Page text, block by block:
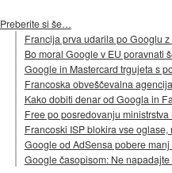
Preberite si še…
Francija prva udarila po Googlu
Bo moral Google v EU poravnati
Google in Mastercard trgujeta s
Francoska obveščevalna
Kako dobiti denar od Googla in
Free po posredovanju
Francoski ISP blokira vse
Google od AdSensa pobere manj
Google časopisom: Ne napadajte